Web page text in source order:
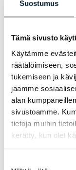
Suostumus
Tämä sivusto
Käytämme
räätälöimiseen,
tukemiseen ja
jaamme
alan
sivustoamme.
tietoja muihin
kerätty, kun olet
Invoicing
Kupas Oy
31823552
PL 100